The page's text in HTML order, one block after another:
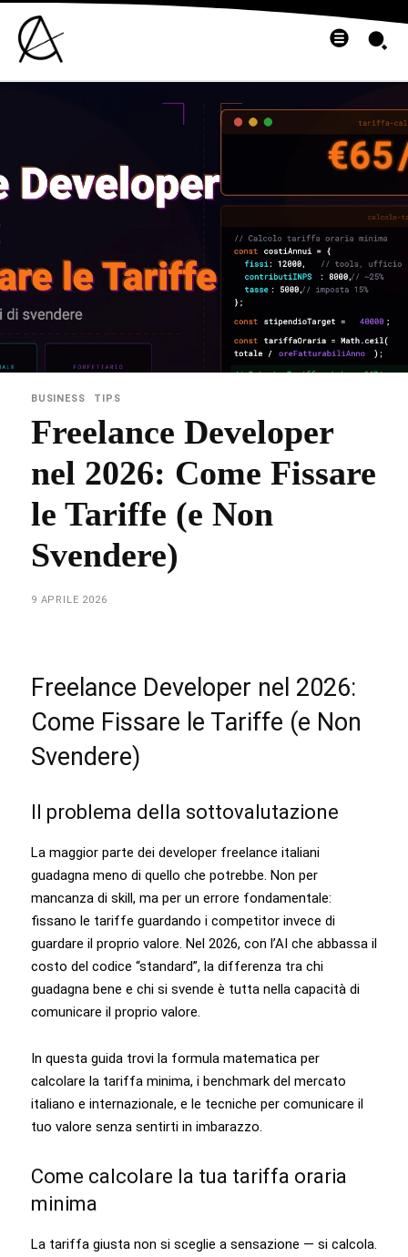
BUSINESS TIPS
Freelance Developer
nel 2026: Come Fissare
le Tariffe (e Non
Svendere)
9 APRILE 2026
Freelance Developer nel 2026:
Come Fissare le Tariffe (e Non
Svendere)
Il problema della sottovalutazione
La maggior parte dei developer freelance italiani
guadagna meno di quello che potrebbe. Non per
mancanza di skill, ma per un errore fondamentale:
fissano le tariffe guardando i competitor invece di
guardare il proprio valore. Nel 2026, con l’AI che abbassa il
costo del codice “standard”, la differenza tra chi
guadagna bene e chi si svende è tutta nella capacità di
comunicare il proprio valore.
In questa guida trovi la formula matematica per
calcolare la tariffa minima, i benchmark del mercato
italiano e internazionale, e le tecniche per comunicare il
tuo valore senza sentirti in imbarazzo.
Come calcolare la tua tariffa oraria
minima
La tariffa giusta non si sceglie a sensazione — si calcola.